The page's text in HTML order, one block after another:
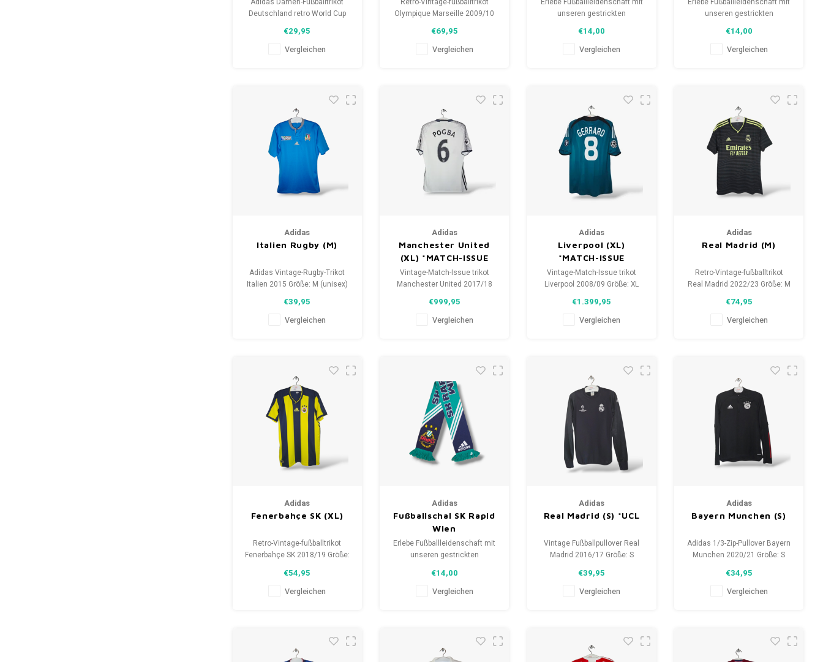
Adidas Damen-Fußballtrikot
Deutschland retro World Cup
9.5/10 (gebraucht)
€29,95
Vergleichen
Retro-Vintage-fußballtrikot
Olympique Marseille 2009/10
Gesamtzustand des Hemdes:
9/10 (gebraucht)
€69,95
Vergleichen
Erlebe Fußballleidenschaft mit
unseren gestrickten
bis Spielernamen, jedes
erzählt eine Geschichte.
Deine Quelle für einzigartige
Fanschals!
€14,00
Vergleichen
Erlebe Fußballleidenschaft mit
unseren gestrickten
bis Spielernamen, jedes
erzählt eine Geschichte.
Deine Quelle für einzigartige
Fanschals!
€14,00
Vergleichen
Adidas
Italien Rugby (M)
Adidas Vintage-Rugby-Trikot
Italien 2015 Größe: M (unisex)
€39,95
Vergleichen
Adidas
Manchester United
(XL) *MATCH-ISSUE
Vintage-Match-Issue trikot
Manchester United 2017/18
(gebraucht)
€999,95
Vergleichen
Adidas
Liverpool (XL)
*MATCH-ISSUE
Vintage-Match-Issue trikot
Liverpool 2008/09 Größe: XL
(gebraucht)
€1.399,95
Vergleichen
Adidas
Real Madrid (M)
Retro-Vintage-fußballtrikot
Real Madrid 2022/23 Größe: M
Hemdes: 10/10 (gebraucht)
€74,95
Vergleichen
Adidas
Fenerbahçe SK (XL)
Retro-Vintage-fußballtrikot
Fenerbahçe SK 2018/19 Größe:
des Hemdes: 9.5/10
(gebraucht)
€54,95
Vergleichen
Adidas
Fußballschal SK Rapid
Wien
Erlebe Fußballleidenschaft mit
unseren gestrickten
bis Spielernamen, jedes
erzählt eine Geschichte.
Deine Quelle für einzigartige
Fanschals!
€14,00
Vergleichen
Adidas
Real Madrid (S) *UCL
Vintage Fußballpullover Real
Madrid 2016/17 Größe: S
(gebraucht)
€39,95
Vergleichen
Adidas
Bayern Munchen (S)
Adidas 1/3-Zip-Pullover Bayern
Munchen 2020/21 Größe: S
(gebraucht)
€34,95
Vergleichen